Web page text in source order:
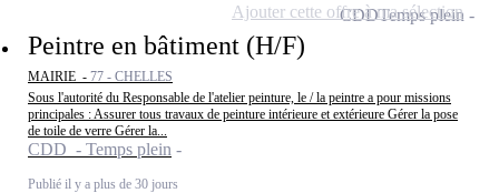
Peintre en bâtiment (H/F)
MAIRIE - 77 - CHELLES
Sous l'autorité du Responsable de l'atelier peinture, le / la peintre a pour missions
principales : Assurer tous travaux de peinture intérieure et extérieure Gérer la pose
de toile de verre Gérer la...
CDD - Temps plein
Publié il y a plus de 30 jours
CDDTemps plein
Ajouter cette offre à ma sélection